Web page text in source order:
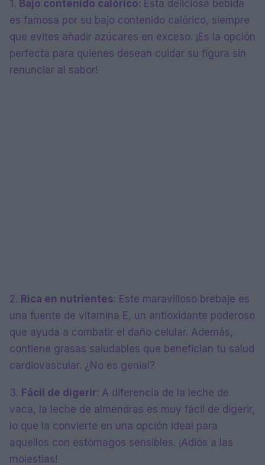
1. Bajo contenido calórico: Esta deliciosa bebida
es famosa por su bajo contenido calórico, siempre
que evites añadir azúcares en exceso. ¡Es la opción
perfecta para quienes desean cuidar su figura sin
renunciar al sabor!
2. Rica en nutrientes: Este maravilloso brebaje es
una fuente de vitamina E, un antioxidante poderoso
que ayuda a combatir el daño celular. Además,
contiene grasas saludables que benefician tu salud
cardiovascular. ¿No es genial?
3. Fácil de digerir: A diferencia de la leche de
vaca, la leche de almendras es muy fácil de digerir,
lo que la convierte en una opción ideal para
aquellos con estómagos sensibles. ¡Adiós a las
molestias!